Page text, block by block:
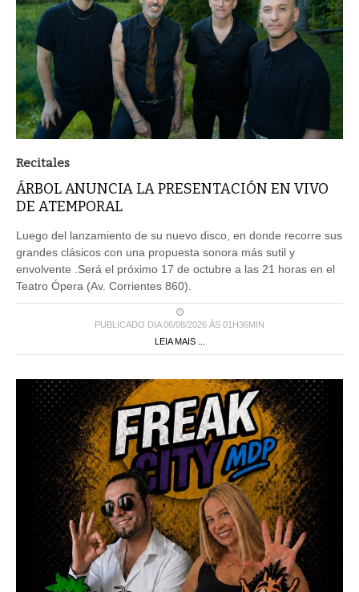
Recitales
ÁRBOL ANUNCIA LA PRESENTACIÓN EN VIVO
DE ATEMPORAL
Luego del lanzamiento de su nuevo disco, en donde recorre sus
grandes clásicos con una propuesta sonora más sutil y
envolvente .Será el próximo 17 de octubre a las 21 horas en el
Teatro Ópera (Av. Corrientes 860).
PUBLICADO DIA 06/08/2026 ÀS 01H36MIN
LEIA MAIS ...